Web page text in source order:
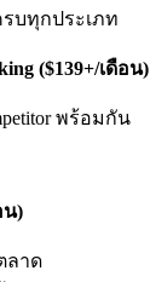
รบทุกประเภท
($139+/เดือน)
พร้อมกัน
น)
ลาด